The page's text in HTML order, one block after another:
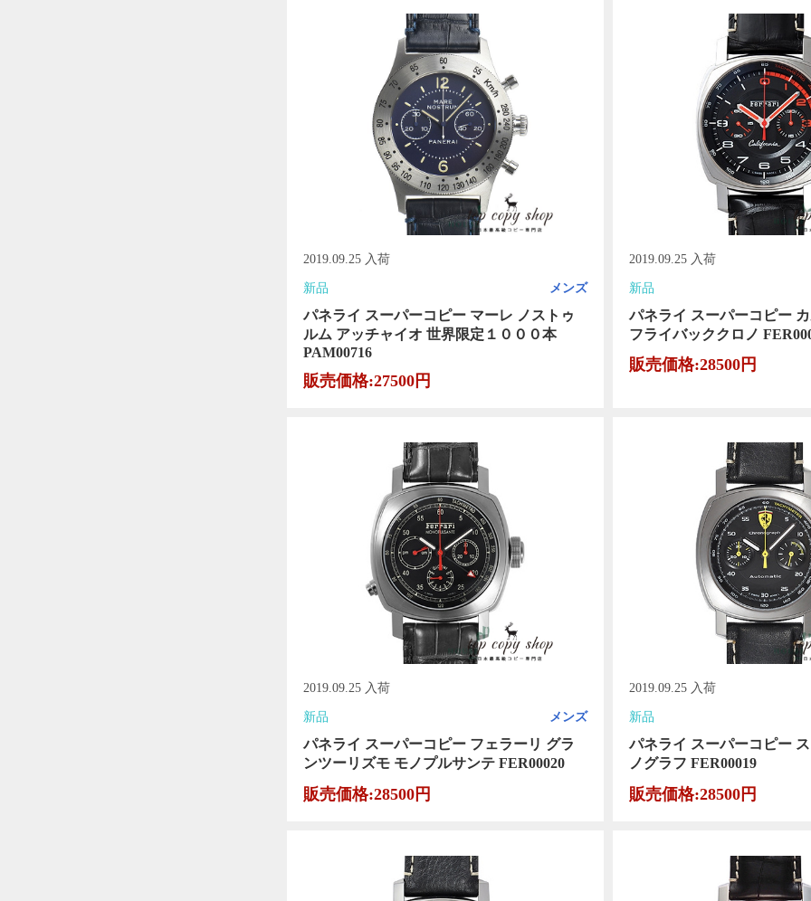
2019.09.25 入荷
新品 メンズ
パネライ スーパーコピー マーレ ノストゥ
ルム アッチャイオ 世界限定１０００本
PAM00716
販売価格:27500円
2019.09.25 入荷
新品
パネライ スーパーコピー
フライバッククロノ
販売価格:28500円
2019.09.25 入荷
新品 メンズ
パネライ スーパーコピー フェラーリ グラ
ンツーリズモ モノプルサンテ FER00020
販売価格:28500円
2019.09.25 入荷
新品
パネライ スーパーコピー
ノグラフ FER00019
販売価格:28500円